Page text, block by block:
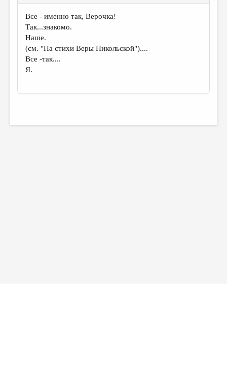
Все - именно так, Верочка!
Так...знакомо.
Наше.
(см. "На стихи Веры Никольской")....
Все -так....
Я.